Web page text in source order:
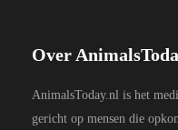
Over
AnimalsToday.nl is het
gericht op mensen die